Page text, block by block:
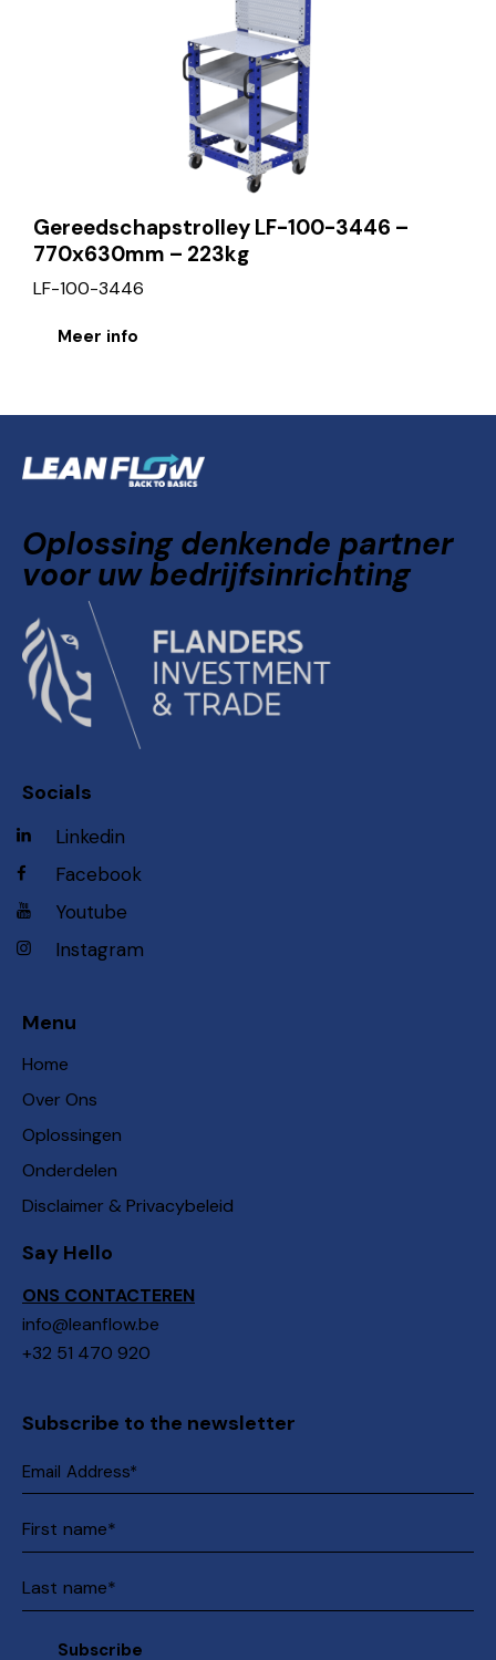
Gereedschapstrolley LF-100-3446 –
770x630mm – 223kg
LF-100-3446
Meer info
Oplossing denkende partner
voor uw bedrijfsinrichting
Socials
Linkedin
Facebook
Youtube
Instagram
Menu
Home
Over Ons
Oplossingen
Onderdelen
Disclaimer & Privacybeleid
Say Hello
ONS CONTACTEREN
info@leanflow.be
+32 51 470 920
Subscribe to the newsletter